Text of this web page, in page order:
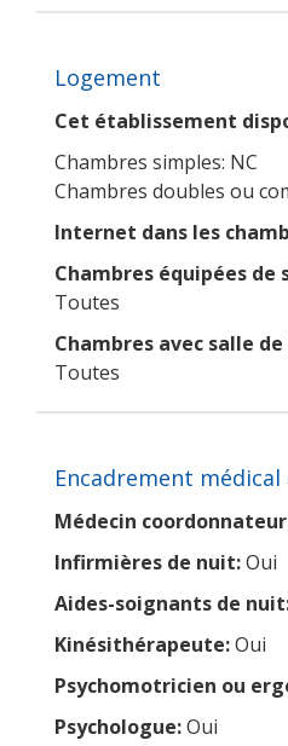
Logement
Cet établissement
Chambres simples: NC
Chambres doubles ou
Internet dans les
Chambres équipées de
Toutes
Chambres avec salle
Toutes
Encadrement
Médecin
Infirmières de nuit:Oui
Aides-soignants de
Kinésithérapeute:Oui
Psychomotricien ou
Psychologue:Oui